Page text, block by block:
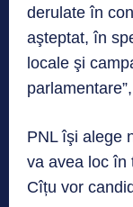
derulate în
aşteptat, în
locale şi
PNL îşi alege
va avea loc în
Cîțu vor